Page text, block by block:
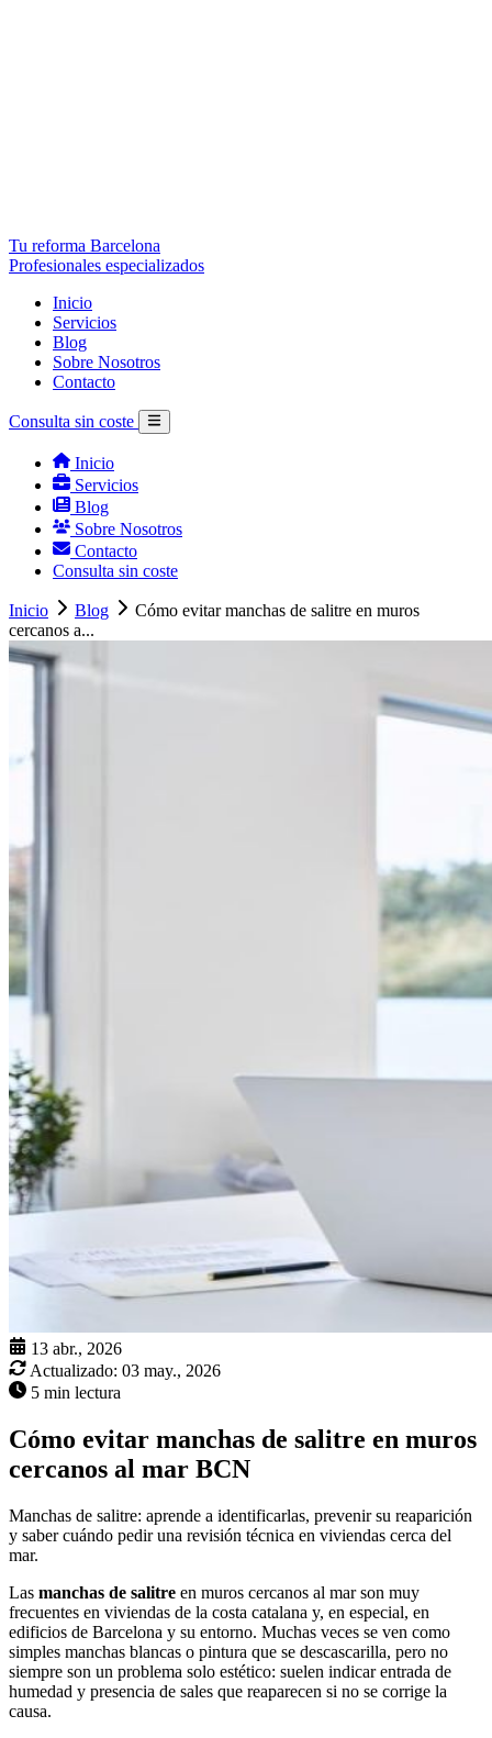
Tu reforma Barcelona
Profesionales especializados
Inicio
Servicios
Blog
Sobre Nosotros
Contacto
Consulta sin coste
Inicio
Servicios
Blog
Sobre Nosotros
Contacto
Consulta sin coste
Inicio Blog
Cómo evitar manchas de salitre en muros
cercanos a...
13 abr., 2026
Actualizado: 03 may., 2026
5 min lectura
Cómo evitar manchas de salitre en muros
cercanos al mar BCN
Manchas de salitre: aprende a identificarlas, prevenir su reaparición
y saber cuándo pedir una revisión técnica en viviendas cerca del
mar.
Las manchas de salitre en muros cercanos al mar son muy
frecuentes en viviendas de la costa catalana y, en especial, en
edificios de Barcelona y su entorno. Muchas veces se ven como
simples manchas blancas o pintura que se descascarilla, pero no
siempre son un problema solo estético: suelen indicar entrada de
humedad y presencia de sales que reaparecen si no se corrige la
causa.